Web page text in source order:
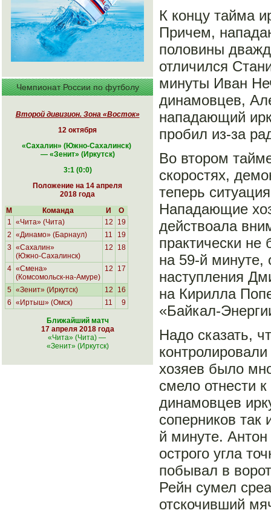
Чемпионат России по футболу
Второй дивизион. Зона «Восток»
12 октября
«Сахалин» (Южно-Сахалинск)
— «Зенит» (Иркутск)
3:1 (0:0)
Положение на 14 апреля
2018 года
М
Команда И
О
1 «Чита» (Чита) 12
19
2 «Динамо» (Барнаул) 11
19
3 «Сахалин»
(Южно-Сахалинск)
12 18
4 «Смена»
(Комсомольск-на-Амуре)
12 17
5 «Зенит» (Иркутск) 12
16
6 «Иртыш» (Омск) 11 9
Ближайший матч
17 апреля 2018 года
«Чита» (Чита)—
«Зенит» (Иркутск)
К концу тайма
Причем,
половины
отличился
минуты Иван
динамовцев,
нападающий
пробил из-за
Во втором
скоростях,
теперь
Нападающие
действоала
практически
на 59-й минуте,
наступления
на Кирилла
«Байкал-
Надо сказать,
хозяев было
смело отнести
динамовцев
соперников так
й минуте.
острого угла
побывал в
Рейн сумел
отскочивший